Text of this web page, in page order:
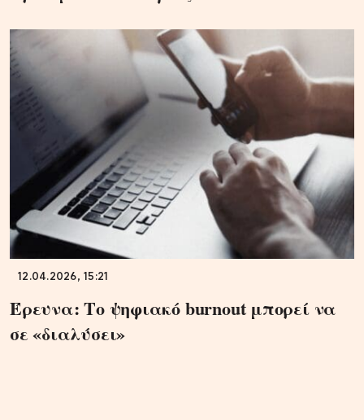
12.04.2026, 15:21
Έρευνα: Το ψηφιακό burnout μπορεί να
σε «διαλύσει»